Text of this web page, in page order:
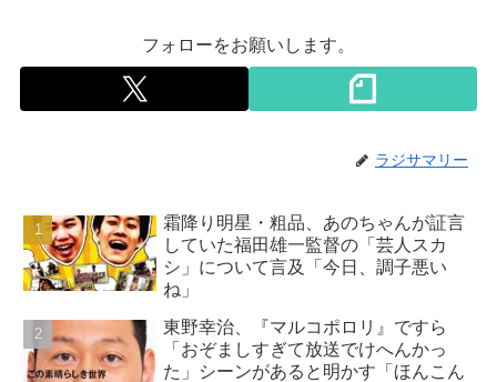
フォローをお願いします。
ラジサマリー
霜降り明星・粗品、あのちゃんが証言
していた福田雄一監督の「芸人スカ
シ」について言及「今日、調子悪い
ね」
東野幸治、『マルコポロリ』ですら
「おぞましすぎて放送でけへんかっ
た」シーンがあると明かす「ほんこん